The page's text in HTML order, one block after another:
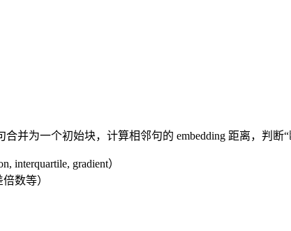
并为一个初始块，计算相邻句的 embedding 距离，判断
interquartile, gradient）
数等）